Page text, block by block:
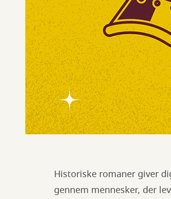
Historiske romaner giver
gennem mennesker, der